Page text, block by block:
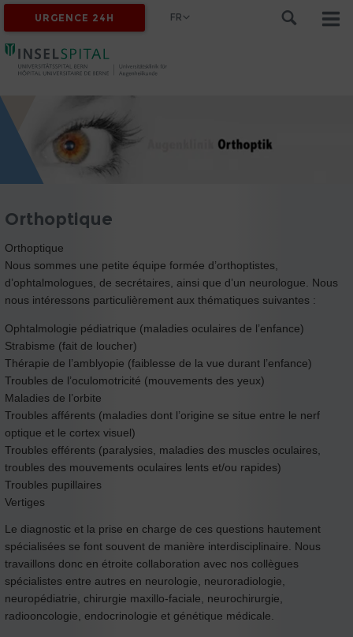
URGENCE 24H FR
Orthoptique
Orthoptique
Nous sommes une petite équipe formée d’orthoptistes,
d’ophtalmologues, de secrétaires, ainsi que d’un neurologue. Nous
nous intéressons particulièrement aux thématiques suivantes :
Ophtalmologie pédiatrique (maladies oculaires de l’enfance)
Strabisme (fait de loucher)
Thérapie de l’amblyopie (faiblesse de la vue durant l’enfance)
Troubles de l’oculomotricité (mouvements des yeux)
Maladies de l’orbite
Troubles afférents (maladies dont l’origine se situe entre le nerf
optique et le cortex visuel)
Troubles efférents (paralysies, maladies des muscles oculaires,
troubles des mouvements oculaires lents et/ou rapides)
Troubles pupillaires
Vertiges
Le diagnostic et la prise en charge de ces questions hautement
spécialisées se font souvent de manière interdisciplinaire. Nous
travaillons donc en étroite collaboration avec nos collègues
spécialistes entre autres en neurologie, neuroradiologie,
neuropédiatrie, chirurgie maxillo-faciale, neurochirurgie,
radiooncologie, endocrinologie et génétique médicale.